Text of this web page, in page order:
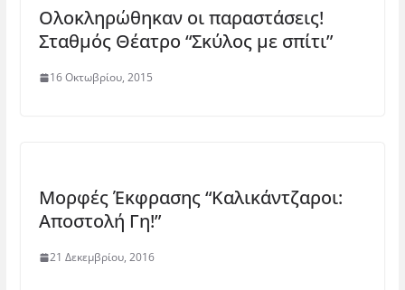
Ολοκληρώθηκαν οι παραστάσεις!
Σταθμός Θέατρο “Σκύλος με σπίτι”
16 Οκτωβρίου, 2015
Μορφές Έκφρασης “Καλικάντζαροι:
Αποστολή Γη!”
21 Δεκεμβρίου, 2016